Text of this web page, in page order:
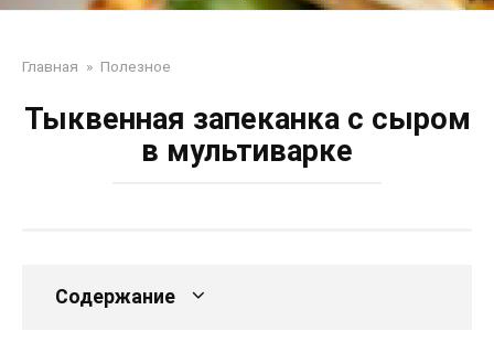
Главная » Полезное
Тыквенная запеканка с сыром
в мультиварке
Содержание